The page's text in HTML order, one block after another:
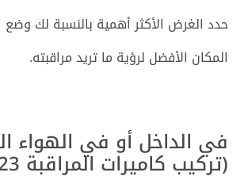
حدد الغرض الأكثر أهمية بالنسبة لك وضع
المكان الأفضل لرؤية ما تريد مراقبته.
في الداخل أو في الهواء
(تركيب كاميرات المراقبة 2023)